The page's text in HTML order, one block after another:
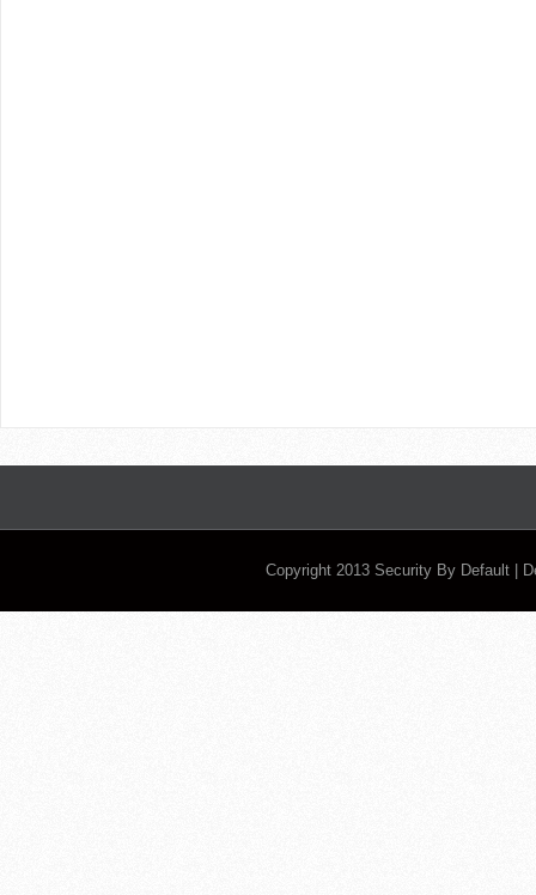
Copyright 2013 Security By Default |